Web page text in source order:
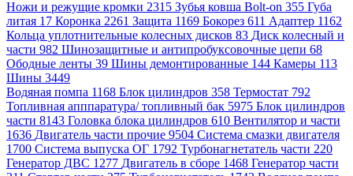
Ножи и режущие кромки 2315 Зубья ковша Bolt-on 355 Губа
литая 17 Коронка 2261 Защита 1169 Бокорез 611 Адаптер 1162
Кольца уплотнительные колесных дисков 83 Диск колесный и
части 982 Шинозащитные и антипробуксовочные цепи 68
Ободные ленты 39 Шины демонтированные 144 Камеры 113
Шины 3449
Водяная помпа 1168 Блок цилиндров 358 Термостат 792
Топливная апппаратура/ топливный бак 5975 Блок цилиндров
части 8143 Головка блока цилиндров 610 Вентилятор и части
1636 Двигатель части прочие 9504 Система смазки двигателя
1700 Система выпуска ОГ 1792 Турбонагнетатель части 220
Генератор ДВС 1277 Двигатель в сборе 1468 Генератор части